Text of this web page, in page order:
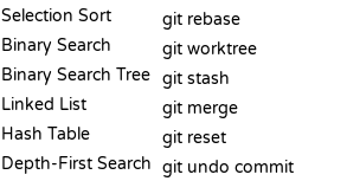
Selection Sort
Binary Search
Binary Search Tree
Linked List
Hash Table
Depth-First Search
git rebase
git worktree
git stash
git merge
git reset
git undo commit